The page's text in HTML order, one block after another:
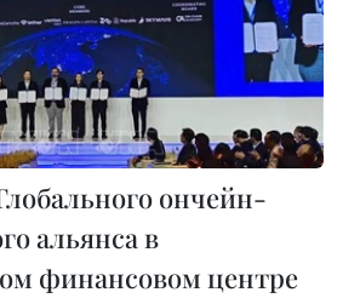
ончейн-
альянса в
финансовом центре